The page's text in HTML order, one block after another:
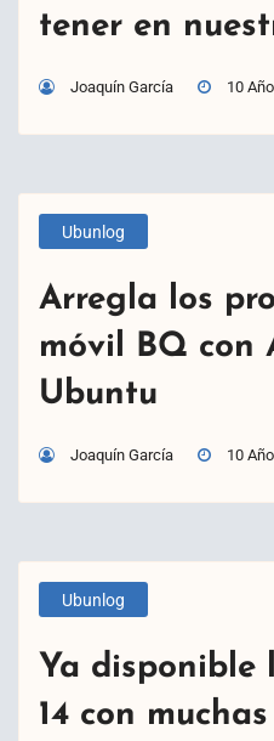
tener en
Joaquín García 10
Ubunlog
Arregla los
móvil BQ con
Ubuntu
Joaquín García 10
Ubunlog
Ya disponible
14 con